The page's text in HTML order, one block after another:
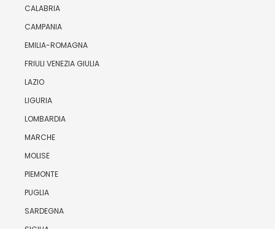
CALABRIA
CAMPANIA
EMILIA-ROMAGNA
FRIULI VENEZIA GIULIA
LAZIO
LIGURIA
LOMBARDIA
MARCHE
MOLISE
PIEMONTE
PUGLIA
SARDEGNA